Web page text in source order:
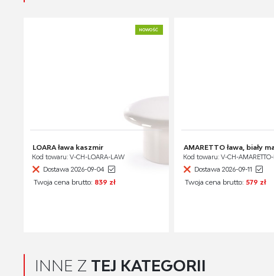
NOWOŚĆ
LOARA ława kaszmir
Kod towaru: V-CH-LOARA-LAW
Dostawa 2026-09-04
Twoja cena brutto: 839 zł
AMARETTO ława, biały
Kod towaru: V-CH-
Dostawa 2026-09-11
Twoja cena brutto:579 zł
INNE Z TEJ KATEGORII